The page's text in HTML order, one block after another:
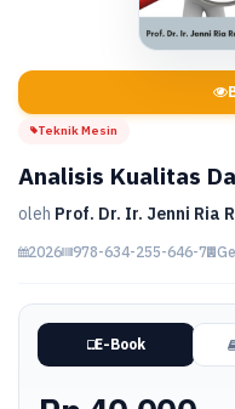
Teknik Mesin
Analisis Kualitas
oleh Prof. Dr. Ir. Jenni Ria
2026 978-634-255-646-7
E-Book